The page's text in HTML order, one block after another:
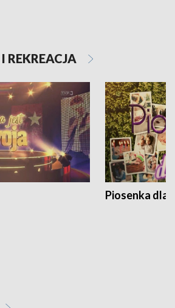
REKREACJA
Piosenka dla